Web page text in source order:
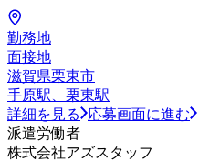
勤務地
面接地
滋賀県栗東市
手原駅、栗東駅
詳細を見る
応募画面に進む
派遣労働者
株式会社アズスタッフ